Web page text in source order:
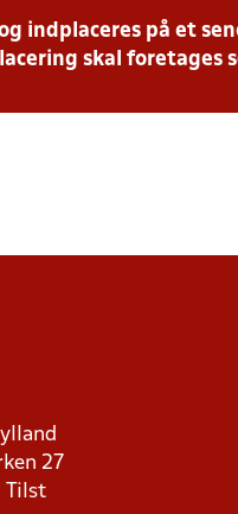
indplaceres på et
skal foretages
27
Tilst